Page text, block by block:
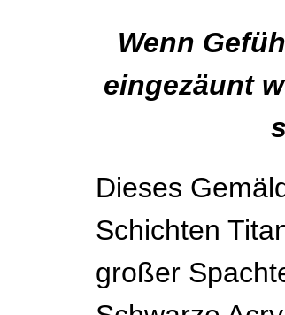
Wenn
eingezäunt
Dieses
Schichten
großer